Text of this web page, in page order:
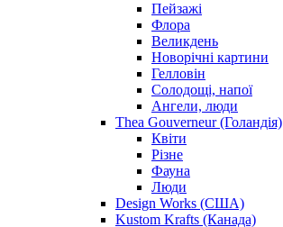
Пейзажі
Флора
Великдень
Новорічні картини
Гелловін
Солодощі, напої
Ангели, люди
Thea Gouverneur (Голандія)
Квіти
Різне
Фауна
Люди
Design Works (США)
Kustom Krafts (Канада)